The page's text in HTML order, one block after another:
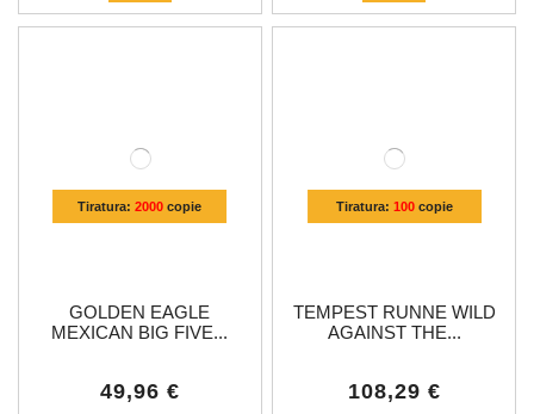
Tiratura:2000 copie
GOLDEN EAGLE
MEXICAN BIG FIVE...
49,96 €
Tiratura: 100copie
TEMPEST RUNNE WILD
AGAINST THE...
108,29 €